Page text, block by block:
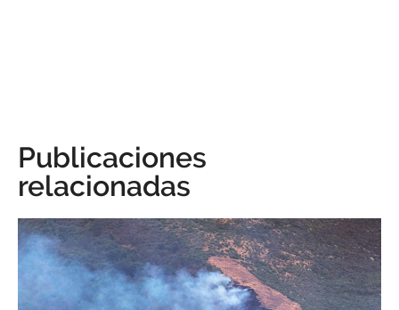
Publicaciones
relacionadas